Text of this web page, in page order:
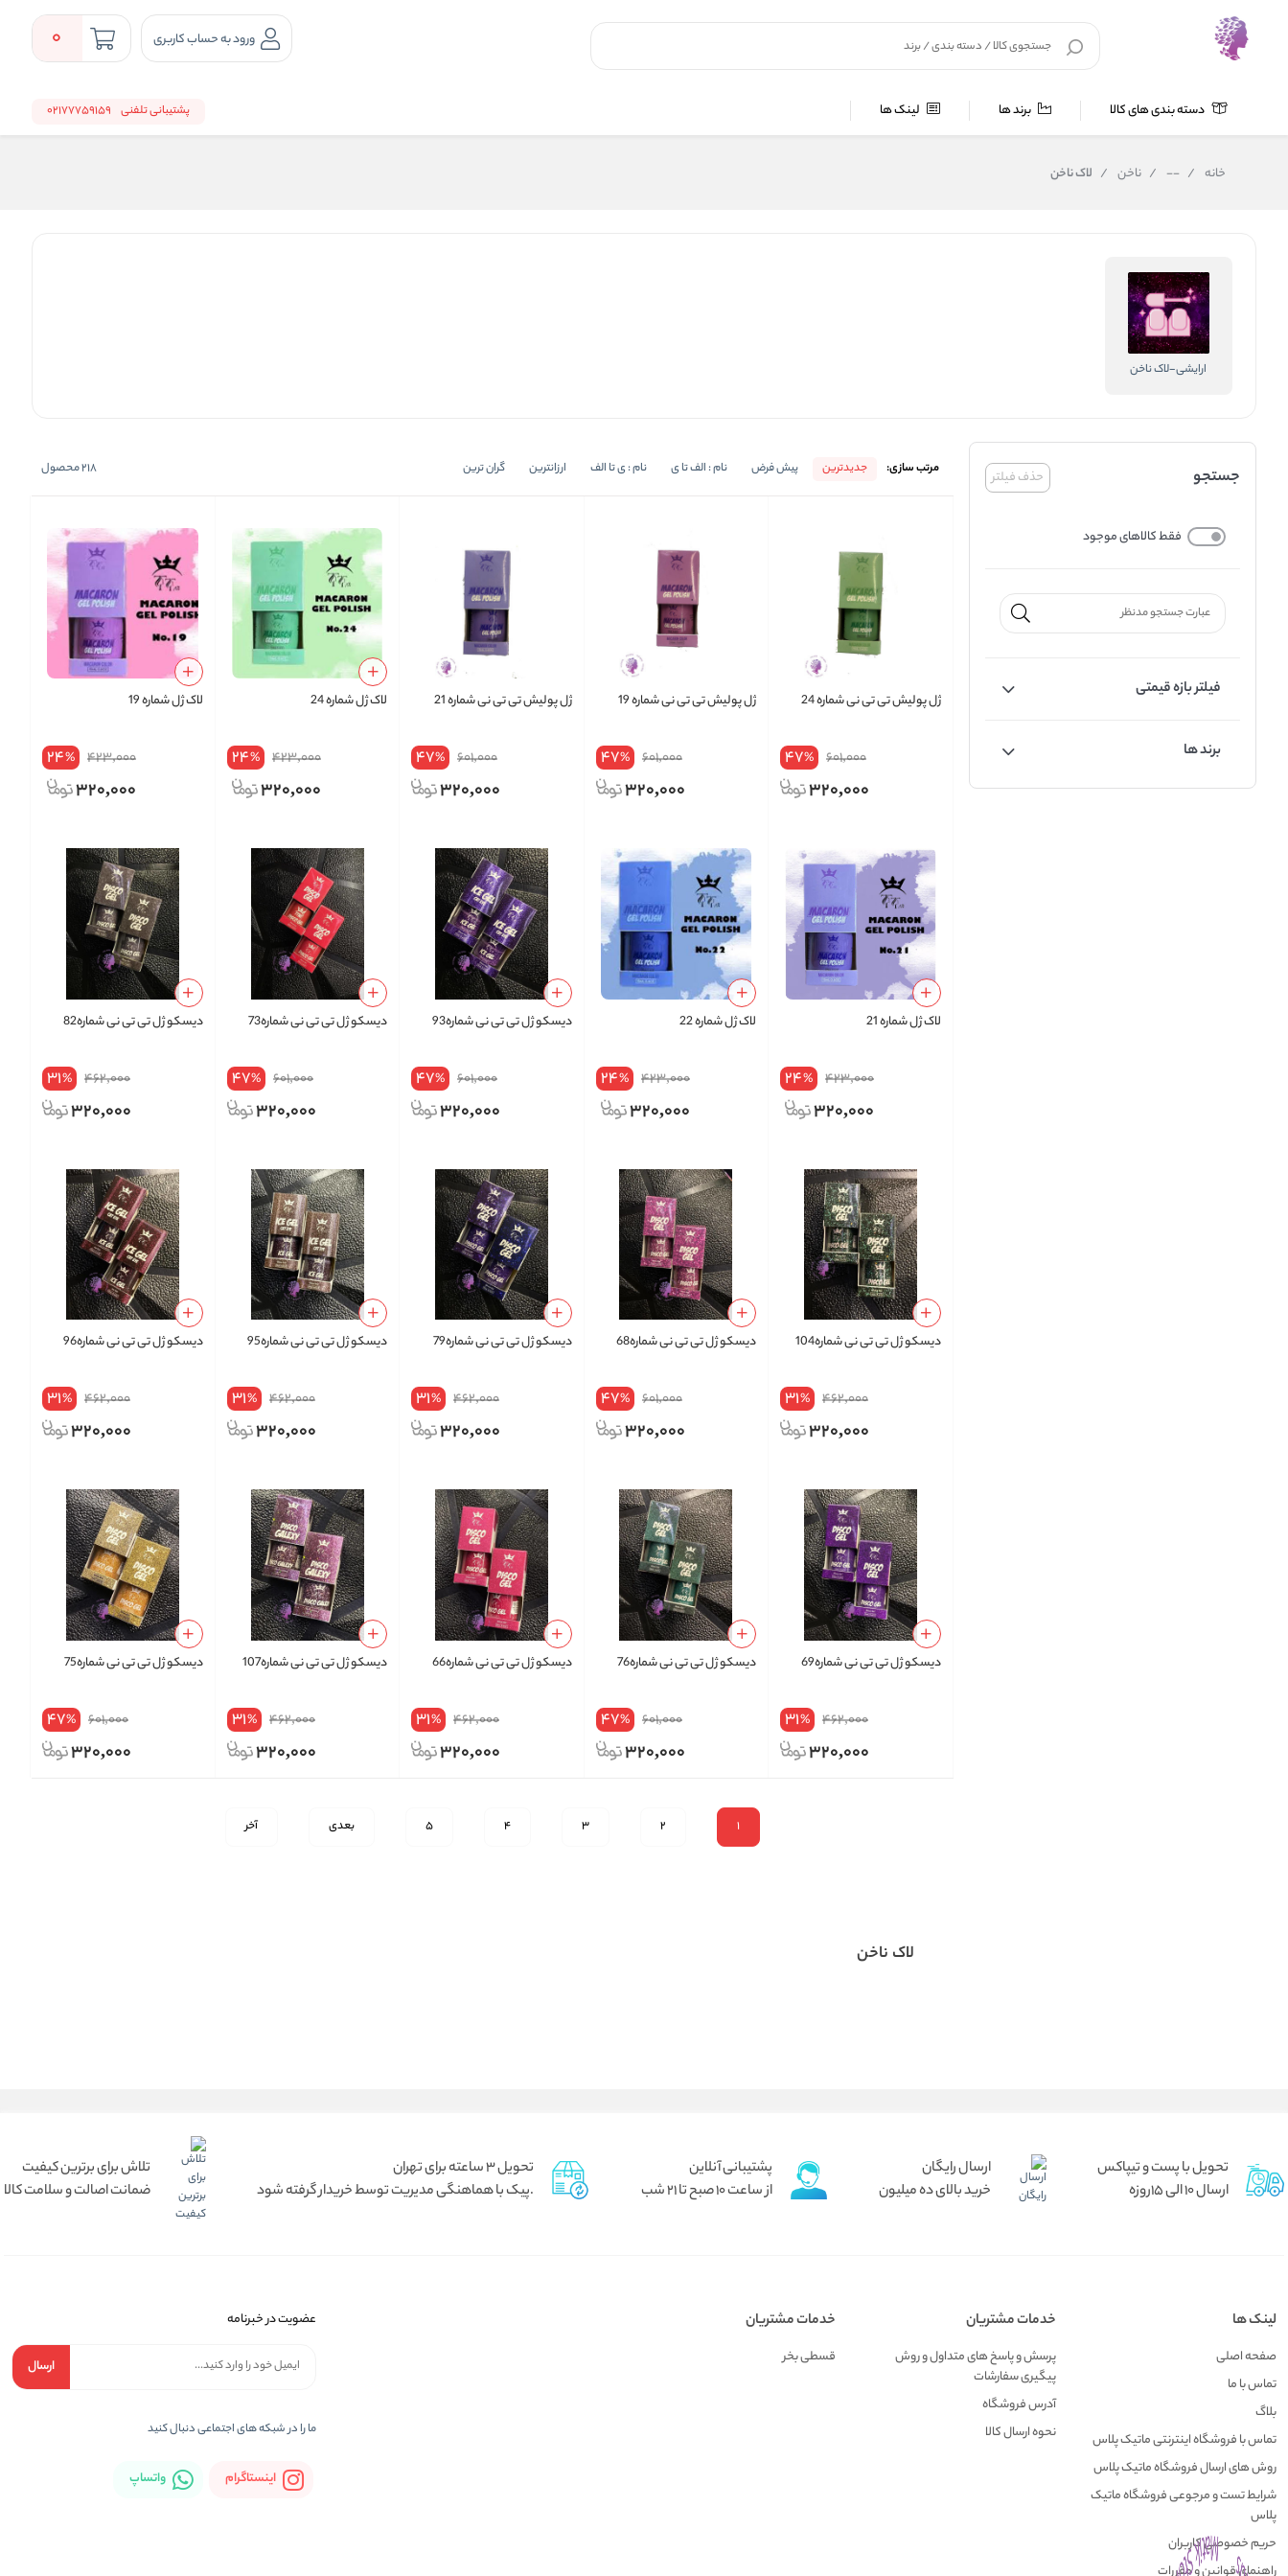
ورود به حساب کاربری 0
دسته بندی های کالا برند ها لینک ها پشتیبانی تلفنی 02177759159
خانه /
--
/ ناخن / لاک ناخن
ارایشی-لاک ناخن
حذف فیلتر جستجو
فقط کالاهای موجود
فیلتر بازه قیمتی
برند ها
مرتب سازی: جدیدترین پیش فرض نام : الف تا ی نام : ی تا الف ارزانترین گران ترین 218محصول
ژل پولیش تی تی نی شماره 24
601,000
47%
320,000
ژل پولیش تی تی نی شماره 19
601,000
47%
320,000
ژل پولیش تی تی نی شماره 21
601,000
47%
320,000
لاک ژل شماره 24
423,000
24%
320,000
لاک ژل شماره 19
423,000
24%
320,000
لاک ژل شماره 21
423,000
24%
320,000
لاک ژل شماره 22
423,000
24%
320,000
دیسکو ژل تی تی نی شماره93
601,000
47%
320,000
دیسکو ژل تی تی نی شماره73
601,000
47%
320,000
دیسکو ژل تی تی نی شماره82
462,000
31%
320,000
دیسکو ژل تی تی نی شماره104
462,000
31%
320,000
دیسکو ژل تی تی نی شماره68
601,000
47%
320,000
دیسکو ژل تی تی نی شماره79
462,000
31%
320,000
دیسکو ژل تی تی نی شماره95
462,000
31%
320,000
دیسکو ژل تی تی نی شماره96
462,000
31%
320,000
دیسکو ژل تی تی نی شماره69
462,000
31%
320,000
دیسکو ژل تی تی نی شماره76
601,000
47%
320,000
دیسکو ژل تی تی نی شماره66
462,000
31%
320,000
دیسکو ژل تی تی نی شماره107
462,000
31%
320,000
دیسکو ژل تی تی نی شماره75
601,000
47%
320,000
1
2
3
4
5 بعدی آخر
لاک ناخن
تحویل با پست و تیپاکس
ارسال 10 الی 15روزه
ارسال رایگان
خرید بالای ده میلیون
پشتیبانی آنلاین
از ساعت 10 صبح تا 21 شب
تحویل 3 ساعته برای تهران
.پیک با هماهنگی مدیریت توسط خریدار گرفته شود
تلاش برای برترین کیفیت
ضمانت اصالت و سلامت کالا
لینک ها
صفحه اصلی
تماس با ما
بلاگ
تماس با فروشگاه اینترنتی ماتیک پلاس
روش های ارسال فروشگاه ماتیک پلاس
شرایط تست و مرجوعی فروشگاه ماتیک
پلاس
حریم خصوصی کاربران
راهنمای قوانین و مقررات
خدمات مشتریان
پرسش و پاسخ های متداول و روش
پیگیری سفارشات
آدرس فروشگاه
نحوه ارسال کالا
خدمات مشتریان
قسطی بخر
عضویت در خبرنامه
ارسال
ما را در شبكه های اجتماعی دنبال کنید
اینستاگرام واتساپ